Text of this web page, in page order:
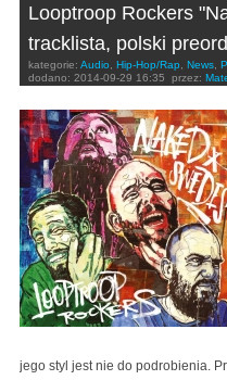
Looptroop Rockers
tracklista, polski
kategorie: Audio Hip-Hop/Rap News
dodano: 2014-09-29 16:35 przez:
jego styl jest nie do podrobienia.